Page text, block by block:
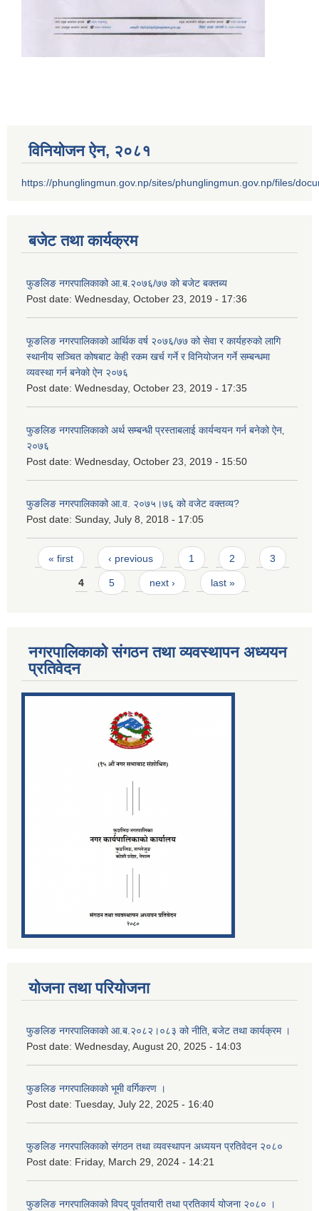
विनियोजन ऐन‚ २०८१
https://phunglingmun.gov.np/sites/phunglingmun.gov.np/files/
बजेट तथा कार्यक्रम
फुङलिङ नगरपालिकाको आ.ब.२०७६/७७ को बजेट बक्तब्य
Post date: Wednesday, October 23, 2019 - 17:36
फूङलिङ नगरपालिकाको आर्थिक वर्ष २०७६/७७ को सेवा र कार्यहरुको लागि
स्थानीय सञ्चित कोषबाट केही रकम खर्च गर्ने र विनियोजन गर्ने सम्बन्धमा
व्यवस्था गर्न बनेको ऐन २०७६
Post date: Wednesday, October 23, 2019 - 17:35
फुङलिङ नगरपालिकाको अर्थ सम्बन्धी प्रस्ताबलाई कार्यन्वयन गर्न बनेको ऐन‚
२०७६
Post date: Wednesday, October 23, 2019 - 15:50
फुङलिङ नगरपालिकाको आ.व. २०७५।७६ को वजेट वक्तव्य?
Post date: Sunday, July 8, 2018 - 17:05
Pages
« first ‹ previous 1 2 3
4 5 next › last »
नगरपालिकाको संगठन तथा व्यवस्थापन अध्ययन
प्रतिवेदन
योजना तथा परियोजना
फुङलिङ नगरपालिकाको आ.ब.२०८२।०८३ को नीति‚ बजेट तथा कार्यक्रम ।
Post date: Wednesday, August 20, 2025 - 14:03
फुङलिङ नगरपालिकाको भूमी वर्गिकरण ।
Post date: Tuesday, July 22, 2025 - 16:40
फुङलिङ नगरपालिकाको संगठन तथा व्यवस्थापन अध्ययन प्रतिवेदन २०८०
Post date: Friday, March 29, 2024 - 14:21
फुङलिङ नगरपालिकाको विपद् पूर्वातयारी तथा प्रतिकार्य योजना २०८० ।